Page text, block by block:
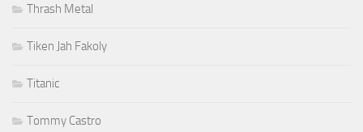
Thrash Metal
Tiken Jah Fakoly
Titanic
Tommy Castro